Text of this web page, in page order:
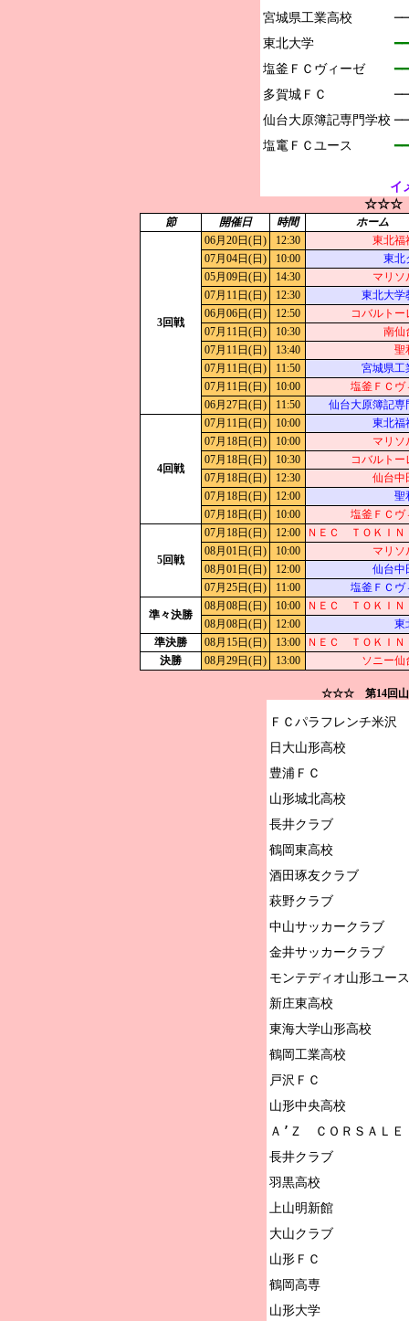
宮城県工業高校
東北大学
塩釜ＦＣヴィーゼ
多賀城ＦＣ
仙台大原簿記専門学校
イ
☆☆☆
節 開催日 時間 ホーム
3回戦
06月20日(日) 12:30
東北福
07月04日(日)
10:00
東北
05月09日(日)
14:30
マリソ
07月11日(日)
12:30
東北大学
06月06日(日)
12:50
コバルトー
07月11日(日)
10:30
南仙
07月11日(日)
13:40
聖
07月11日(日)
11:50
宮城県工
07月11日(日)
10:00
塩釜ＦＣヴ
06月27日(日)
11:50 仙台大原簿記専
4回戦
07月11日(日) 10:00
東北福
07月18日(日)
10:00
マリソ
07月18日(日)
10:30
コバルトー
07月18日(日)
12:30
仙台中
07月18日(日)
12:00
聖
07月18日(日)
10:00 塩釜ＦＣヴ
5回戦
07月18日(日) 12:00
ＮＥＣ ＴＯＫＩ
08月01日(日)
10:00
マリソ
08月01日(日)
12:00
仙台中
07月25日(日)
11:00 塩釜ＦＣヴ
準々決勝
08月08日(日) 10:00
ＮＥＣ ＴＯＫＩ
08月08日(日)
12:00
東
準決勝
08月15日(日) 13:00
ＮＥＣ ＴＯＫＩ
決勝
08月29日(日) 13:00 ソニー仙
☆☆☆ 第14回山
ＦＣパラフレンチ米沢
日大山形高校
豊浦ＦＣ
山形城北高校
長井クラブ
鶴岡東高校
酒田琢友クラブ
萩野クラブ
中山サッカークラブ
金井サッカークラブ
モンテディオ山形ユース
新庄東高校
東海大学山形高校
鶴岡工業高校
戸沢ＦＣ
山形中央高校
Ａ’Ｚ　ＣＯＲＳＡＬＥ
長井クラブ
羽黒高校
上山明新館
大山クラブ
山形ＦＣ
鶴岡高専